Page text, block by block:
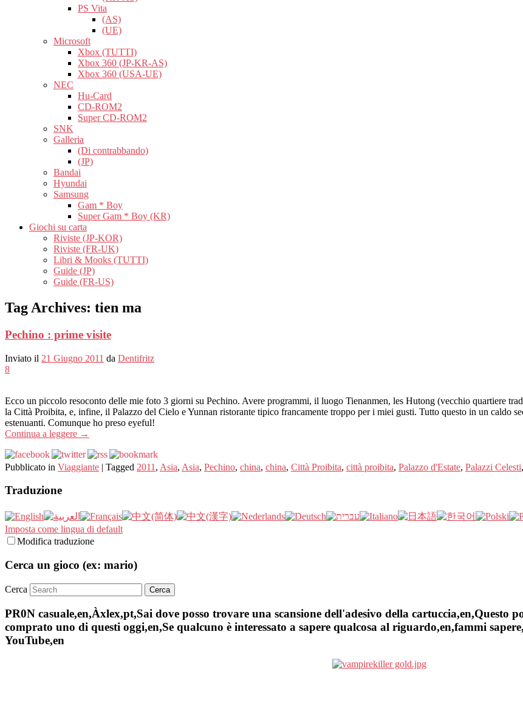
PS Vita
(AS)
(UE)
Microsoft
Xbox (TUTTI)
Xbox 360 (JP-KR-AS)
Xbox 360 (USA-UE)
NEC
Hu-Card
CD-ROM2
Super CD-ROM2
SNK
Galleria
(Di contrabbando)
(JP)
Bandai
Hyundai
Samsung
Gam * Boy
Super Gam * Boy (KR)
Giochi su carta
Riviste (JP-KOR)
Riviste (FR-UK)
Libri & Mooks (TUTTI)
Guide (JP)
Guide (FR-US)
Tag Archives: tien ma
Pechino : prime visite
Inviato il 21 Giugno 2011 da Dentifritz
8
Ecco un piccolo resoconto delle mie foto 3 giorni su Pechino. Avere programmi, il luogo Tienanmen, les Hutong (vecchio quartiere
la Città Proibita, e, infine, il Palazzo del Cielo e Yunnan ristorante tipico francamente troppo per i miei gusti. Tutto questo in un caldo
estenuanti. Comunque ho preso eyeful!
Continua a leggere →
Pubblicato in Viaggiante | Tagged 2011 , Asia, Asia, Pechino, china, china, Città Proibita, città proibita, Palazzo d'Estate, Palazzi Celesti,
Traduzione
Imposta come lingua di default
Modifica traduzione
Cerca un gioco (ex: mario)
Cerca
PR0N casuale,en,Àxlex,pt,Sai dove posso trovare una scansione dell'adesivo della
comprato uno di questi oggi,en,Se qualcuno è interessato a sapere qualcosa al riguardo,en,fammi
YouTube,en